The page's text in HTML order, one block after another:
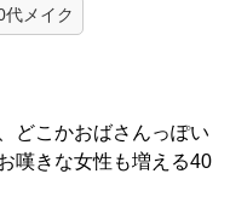
代メイク
どこかおばさんっぽい
嘆きな女性も増える40